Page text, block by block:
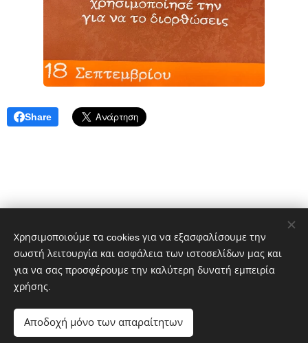
Share
Δημήτρης Πελέκης
dpelekisphoto@gmail.com
Cookies
Χρησιμοποιούμε τα cookies για να εξασφαλίσουμε την
σωστή λειτουργία και ασφάλεια των ιστοσελίδων μας και
για να σας προσφέρουμε την καλύτερη δυνατή εμπειρία
χρήσης.
Αποδοχή μόνο των απαραίτητων